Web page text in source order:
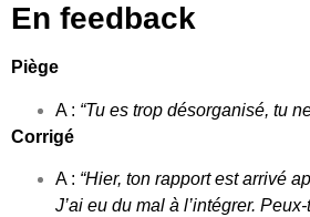
En feedback
Piège
A : “Tu es trop désorganisé, tu
Corrigé
A : “Hier, ton rapport est arrivé
J’ai eu du mal à l’intégrer.